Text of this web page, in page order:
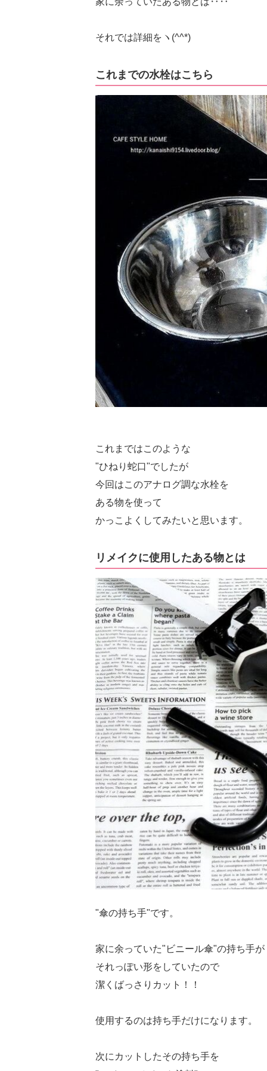
それでは詳細をヽ(^^*)
これまでの水栓はこちら
これまではこのような
"ひねり蛇口"でしたが
今回はこのアナログ調な水栓を
ある物を使って
かっこよくしてみたいと思います。
リメイクに使用したある物とは
"傘の持ち手"です。
家に余っていた"ビニール傘"の持ち手が
それっぽい形をしていたので
潔くばっさりカット！！
使用するのは持ち手だけになります。
次にカットしたその持ち手を